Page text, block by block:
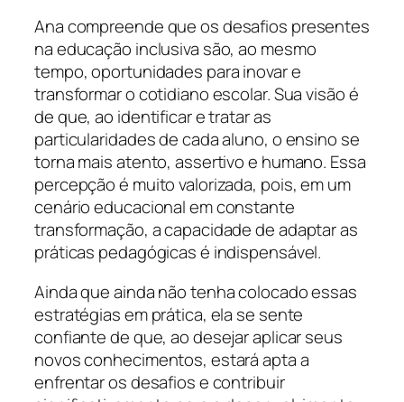
Ana compreende que os desafios presentes
na educação inclusiva são, ao mesmo
tempo, oportunidades para inovar e
transformar o cotidiano escolar. Sua visão é
de que, ao identificar e tratar as
particularidades de cada aluno, o ensino se
torna mais atento, assertivo e humano. Essa
percepção é muito valorizada, pois, em um
cenário educacional em constante
transformação, a capacidade de adaptar as
práticas pedagógicas é indispensável.
Ainda que ainda não tenha colocado essas
estratégias em prática, ela se sente
confiante de que, ao desejar aplicar seus
novos conhecimentos, estará apta a
enfrentar os desafios e contribuir